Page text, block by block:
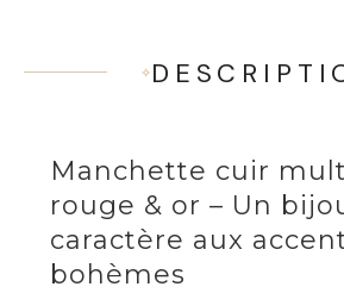
Manchette cuir
rouge & or – Un
caractère aux
bohèmes